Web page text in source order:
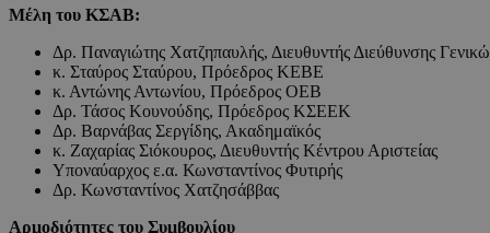
Μέλη του ΚΣΑΒ:
Δρ. Παναγιώτης Χατζηπαυλής, Διευθυντής Διεύθυνσης
κ. Σταύρος Σταύρου, Πρόεδρος ΚΕΒΕ
κ. Αντώνης Αντωνίου, Πρόεδρος ΟΕΒ
Δρ. Τάσος Κουνούδης, Πρόεδρος ΚΣΕΕΚ
Δρ. Βαρνάβας Σεργίδης, Ακαδημαϊκός
κ. Ζαχαρίας Σιόκουρος, Διευθυντής Κέντρου Αριστείας
Υποναύαρχος ε.α. Κωνσταντίνος Φυτιρής
Δρ. Κωνσταντίνος Χατζησάββας
Αρμοδιότητες του Συμβουλίου